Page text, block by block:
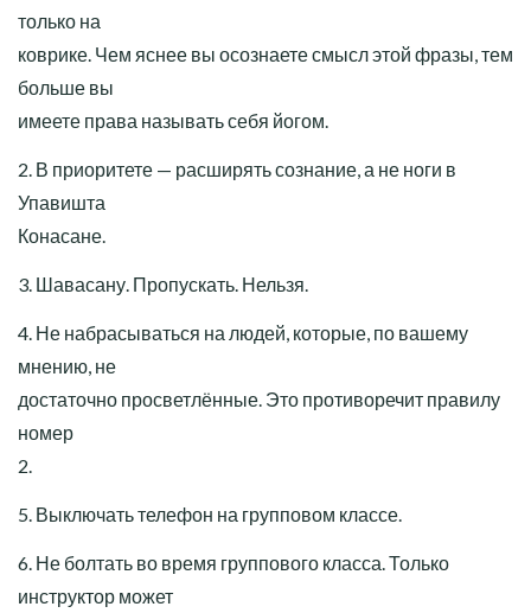
только на
коврике. Чем яснее вы осознаете смысл этой фразы, тем
больше вы
имеете права называть себя йогом.
2. В приоритете — расширять сознание, а не ноги в
Упавишта
Конасане.
3. Шавасану. Пропускать. Нельзя.
4. Не набрасываться на людей, которые, по вашему
мнению, не
достаточно просветлённые. Это противоречит правилу
номер
2.
5. Выключать телефон на групповом классе.
6. Не болтать во время группового класса. Только
инструктор может